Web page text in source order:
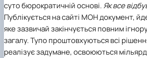
суто бюрократичній основі.Як все
Публікується на сайті МОНдокумент,
яке зазвичай закінчується повним
загалу. Тупо проштовхуються всі
реалізує задумане, освоюються